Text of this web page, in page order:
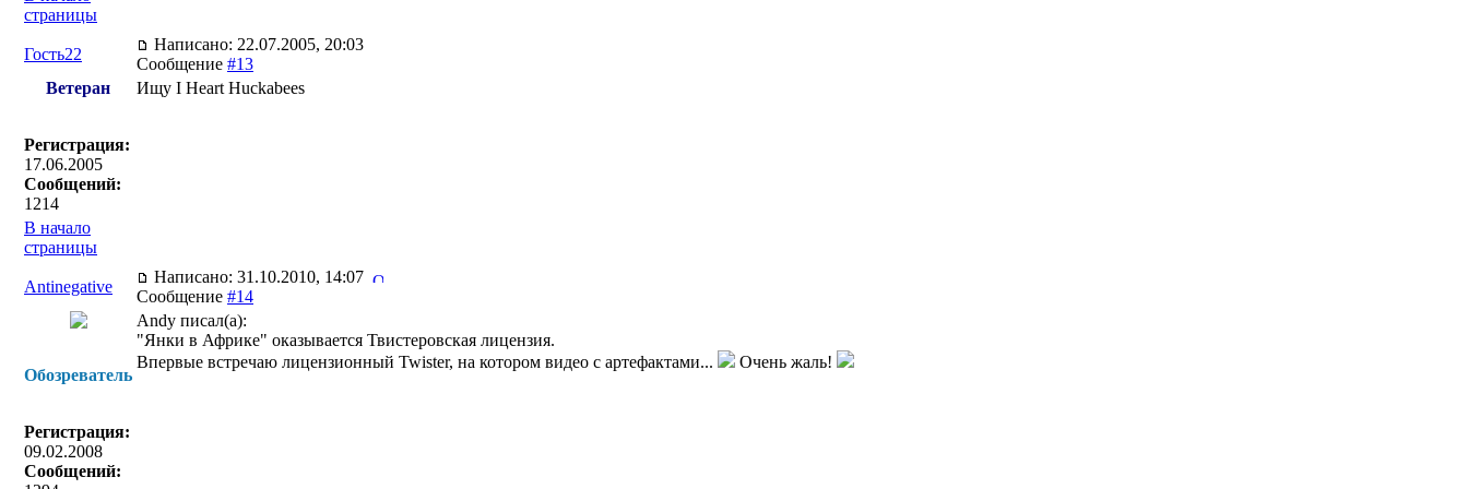
страницы
Гость22
Написано: 22.07.2005, 20:03
Сообщение #13
Ветеран
Регистрация:
17.06.2005
Сообщений:
1214
Ищу I Heart Huckabees
В начало
страницы
Antinegative
Написано: 31.10.2010, 14:07
Сообщение #14
Обозреватель
Регистрация:
09.02.2008
Сообщений:
Andy писал(a):
"Янки в Африке" оказывается Твистеровская лицензия.
Впервые встречаю лицензионный Twister, на котором видео с артефактами...
Очень жаль!